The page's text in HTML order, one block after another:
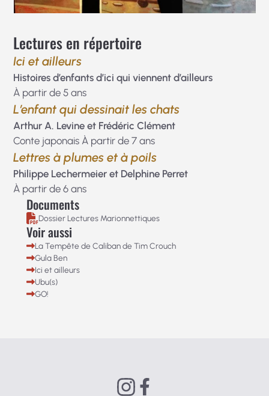
Lectures en répertoire
Ici et ailleurs
Histoires d’enfants d’ici qui viennent d’ailleurs
À partir de 5 ans
L’enfant qui dessinait les chats
Arthur A. Levine et Frédéric Clément
Conte japonais À partir de 7 ans
Lettres à plumes et à poils
Philippe Lechermeier et Delphine Perret
À partir de 6 ans
Documents
Dossier Lectures Marionnettiques
Voir aussi
La Tempête de Caliban de Tim Crouch
Gula Ben
Ici et ailleurs
Ubu(s)
GO!